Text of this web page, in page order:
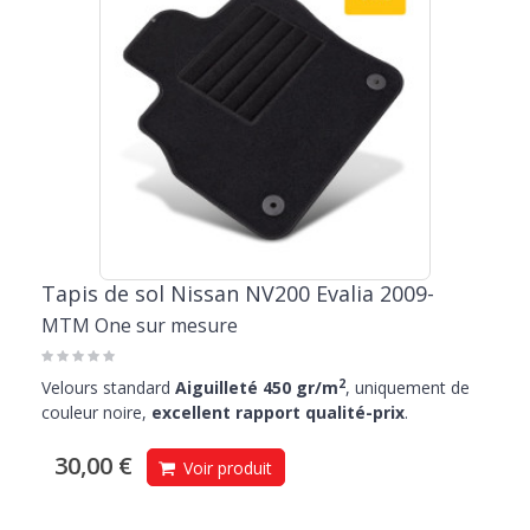
Tapis de sol Nissan NV200 Evalia 2009-
MTM One sur mesure
Velours standard Aiguilleté 450 gr/m2, uniquement de
couleur noire, excellent rapport qualité-prix.
30,00 € Voir produit